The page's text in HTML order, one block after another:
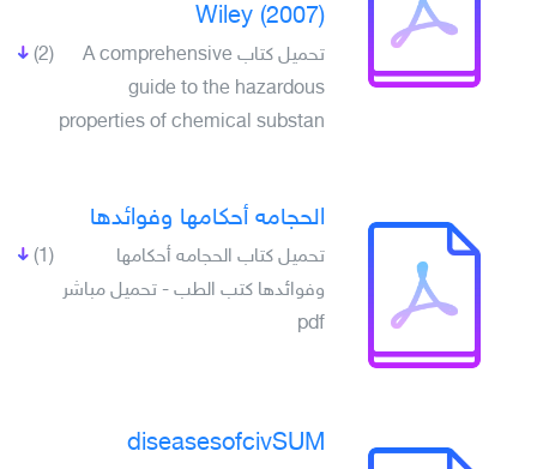
Wiley (2007)
(2)
تحميل كتاب A comprehensive
guide to the hazardous
properties of chemical substan
الحجامه أحكامها وفوائدها
(1)
تحميل كتاب الحجامه أحكامها
وفوائدها كتب الطب - تحميل مباشر
pdf
diseasesofcivSUM